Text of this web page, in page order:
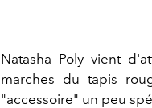
Natasha Poly vient
marches du tapis
"accessoire" un peu